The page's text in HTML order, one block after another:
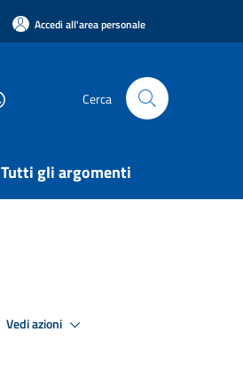
Accedi all'area personale
Cerca
Tutti gli argomenti
Vedi azioni